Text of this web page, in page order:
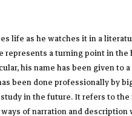
life as he watches it in a
represents a turning point in
his name has been given to
been done professionally by
in the future. It refers to
of narration and